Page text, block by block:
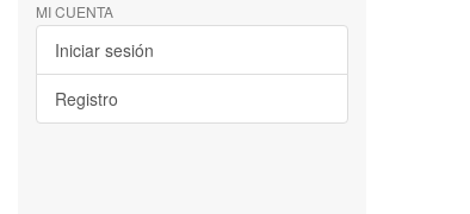
MI CUENTA
Iniciar sesión
Registro